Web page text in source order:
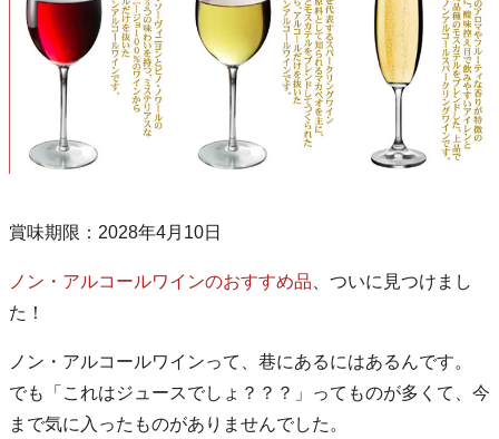
賞味期限：2028年4月10日
ノン・アルコールワインのおすすめ品 、ついに見つけまし
た！
ノン・アルコールワインって、巷にあるにはあるんです。
でも「これはジュースでしょ？？？」ってものが多くて、今
まで気に入ったものがありませんでした。